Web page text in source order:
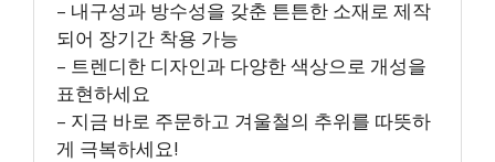
– 내구성과 방수성을 갖춘 튼튼한 소재로 제작
되어 장기간 착용 가능
– 트렌디한 디자인과 다양한 색상으로 개성을
표현하세요
– 지금 바로 주문하고 겨울철의 추위를 따뜻하
게 극복하세요!